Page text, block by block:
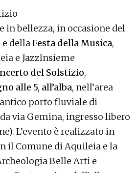
in bellezza, in occasione del
e dellaFesta della Musica,
e JazzInsieme
del Solstizio,
alle 5, all’alba, nell’area
porto fluviale di
via Gemina, ingresso libero
L’evento è realizzato in
il Comune di Aquileia e la
Belle Arti e